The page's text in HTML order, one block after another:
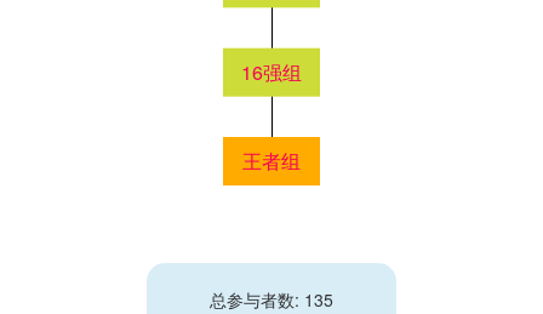
王者组
16强组
总参与者数: 135